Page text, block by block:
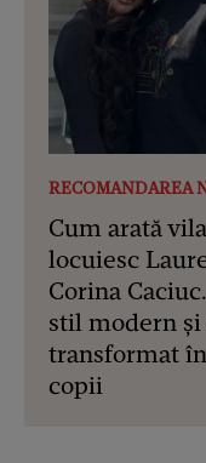
RECOMANDAREA
Cum arată
locuiesc
Corina
stil modern și
transformat
copii